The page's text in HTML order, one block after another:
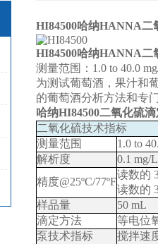
HI84500哈纳HANNA二
HI84500哈纳HANNA二
测量范围：1.0 to 40.0
为测试葡萄酒，果汁和
的葡萄酒分析方法和专
哈纳HI84500二氧化硫
二氧化硫技术指标
测量范围
1.0 to
解析度
0.1 mg/L
精度@25ºC/77ºF
读数的
读数的
样品量
50 mL
滴定方法
等电位
泵技术指标
搅拌速